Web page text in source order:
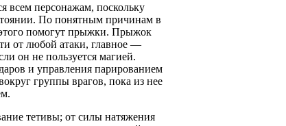
всем персонажам, поскольку
По понятным причинам в
помогут прыжки. Прыжок
от любой атаки, главное —
он не пользуется магией.
и управления парированием
группы врагов, пока из нее
тетивы; от силы натяжения